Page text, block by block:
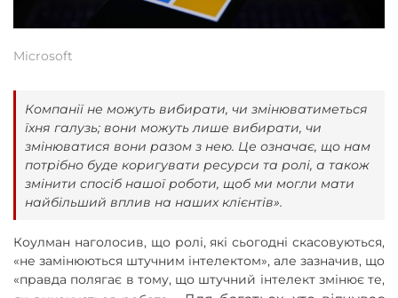
Microsoft
Компанії не можуть вибирати, чи змінюватиметься
їхня галузь; вони можуть лише вибирати, чи
змінюватися вони разом з нею. Це означає, що нам
потрібно буде коригувати ресурси та ролі, а також
змінити спосіб нашої роботи, щоб ми могли мати
найбільший вплив на наших клієнтів».
Коулман наголосив, що ролі, які сьогодні скасовуються,
«не замінюються штучним інтелектом», але зазначив, що
«правда полягає в тому, що штучний інтелект змінює те,